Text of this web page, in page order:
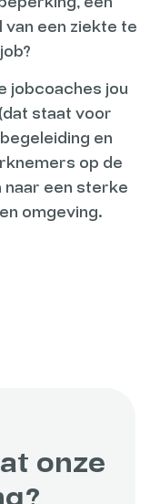
een ziekte te
jobcoaches jou
staat voor
en
op de
een sterke
omgeving.
onze